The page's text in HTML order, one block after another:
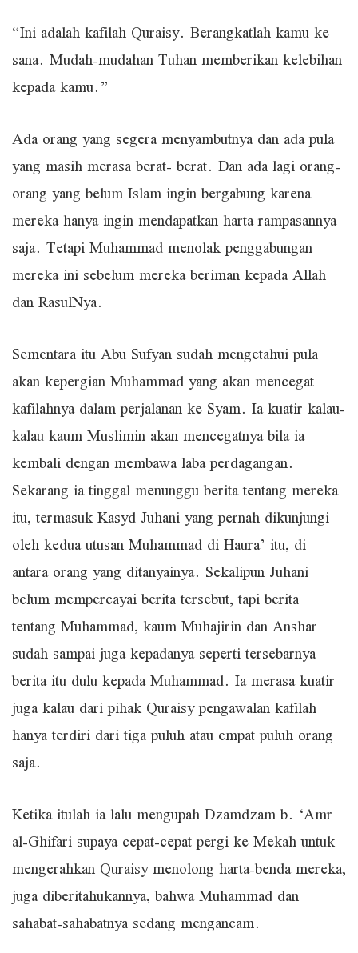
“Ini adalah kafilah Quraisy. Berangkatlah kamu ke
sana. Mudah-mudahan Tuhan memberikan kelebihan
kepada kamu.”
Ada orang yang segera menyambutnya dan ada pula
yang masih merasa berat- berat. Dan ada lagi orang-
orang yang belum Islam ingin bergabung karena
mereka hanya ingin mendapatkan harta rampasannya
saja. Tetapi Muhammad menolak penggabungan
mereka ini sebelum mereka beriman kepada Allah
dan RasulNya.
Sementara itu Abu Sufyan sudah mengetahui pula
akan kepergian Muhammad yang akan mencegat
kafilahnya dalam perjalanan ke Syam. Ia kuatir kalau-
kalau kaum Muslimin akan mencegatnya bila ia
kembali dengan membawa laba perdagangan.
Sekarang ia tinggal menunggu berita tentang mereka
itu, termasuk Kasyd Juhani yang pernah dikunjungi
oleh kedua utusan Muhammad di Haura’ itu, di
antara orang yang ditanyainya. Sekalipun Juhani
belum mempercayai berita tersebut, tapi berita
tentang Muhammad, kaum Muhajirin dan Anshar
sudah sampai juga kepadanya seperti tersebarnya
berita itu dulu kepada Muhammad. Ia merasa kuatir
juga kalau dari pihak Quraisy pengawalan kafilah
hanya terdiri dari tiga puluh atau empat puluh orang
saja.
Ketika itulah ia lalu mengupah Dzamdzam b. ‘Amr
al-Ghifari supaya cepat-cepat pergi ke Mekah untuk
mengerahkan Quraisy menolong harta-benda mereka,
juga diberitahukannya, bahwa Muhammad dan
sahabat-sahabatnya sedang mengancam.